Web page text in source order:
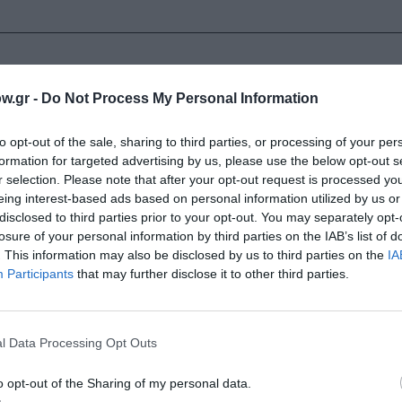
- Do Not Process My Personal Information
opt-out of the sale, sharing to third parties, or processing of your
for targeted advertising by us, please use the below opt-out
selection. Please note that after your opt-out request is processed
interest-based ads based on personal information utilized by us
to third parties prior to your opt-out. You may separately
of your personal information by third parties on the IAB’s list of
This information may also be disclosed by us to third parties on the
Participants that may further disclose it to other third parties.
Data Processing Opt Outs
opt-out of the Sharing of my personal data.
το 1904 στο Μαλοσύτσε. Το 1915 η οικογένειά του
μετά στη Νομική Σχολή. Το 1926, πηγαίνει στη
ελάχιστα. Έτσι μένει ένα χρόνο στο Παρίσι και
μέχρι το 1934 ως γραμματέας στο Πρωτοδικείο και το
βήματα. Εκδίδει τα πρώτα του διηγήματα με τον τίτλο
“Υβόννη, πριγκίπισσα της Βουργουνδίας” (1935).
δημοσιεύει το μυθιστόρημα “Φερντυντούρκε” (στα
πρώτη γραμμή της νέας πολωνικής λογοτεχνίας. Η
που δημοσιεύεται στον πολωνικό τύπο το
Άιρες, απ’ όπου δεν θα επιστρέψει. Θα μείνει
έργου του, το οποίο από το 1950 εκδίδεται στα
Γάμος” (1950), “Ημερολόγιο” (1957-1966), “Η
Ευρώπη. Εγκαθίσταται οριστικά στη Βανς, στη Νότια
Λογοτεχνίας “Φορμεντόρ”.
,